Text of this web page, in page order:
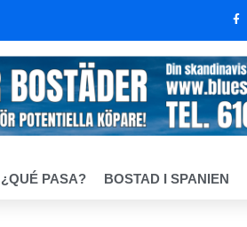
¿QUÉ PASA? BOSTAD I SPANIEN